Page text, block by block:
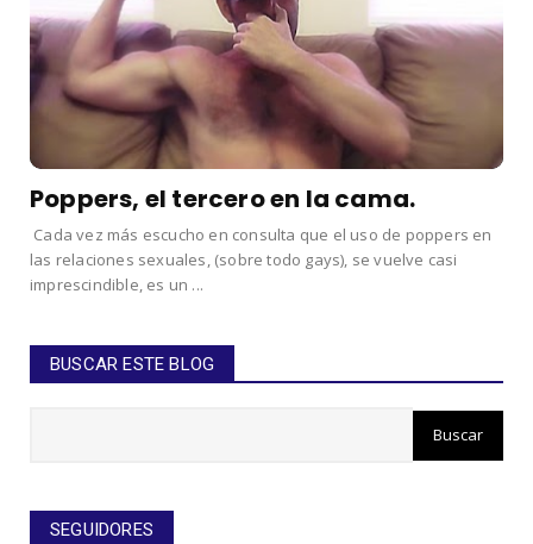
Poppers, el tercero en la cama.
Cada vez más escucho en consulta que el uso de poppers en
las relaciones sexuales, (sobre todo gays), se vuelve casi
imprescindible, es un ...
BUSCAR ESTE BLOG
SEGUIDORES